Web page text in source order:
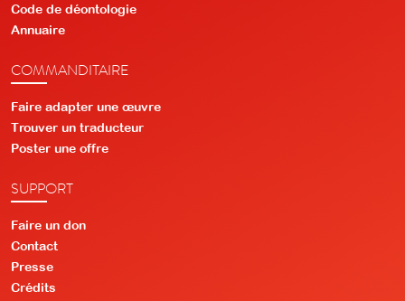
Code de déontologie
Annuaire
COMMANDITAIRE
Faire adapter une œuvre
Trouver un traducteur
Poster une offre
SUPPORT
Faire un don
Contact
Presse
Crédits